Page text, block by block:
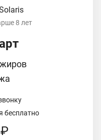
8 лет
бесплатно